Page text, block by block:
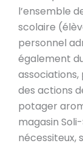
l’ensemble
scolaire
personnel
également
des actions
potager
magasin
nécessiteux,